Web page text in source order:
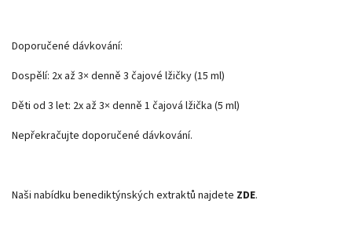
Doporučené dávkování:
Dospělí: 2x až 3× denně 3 čajové lžičky (15 ml)
Děti od 3 let: 2x až 3× denně 1 čajová lžička (5 ml)
Nepřekračujte doporučené dávkování.
Naši nabídku benediktýnských extraktů najdete ZDE.